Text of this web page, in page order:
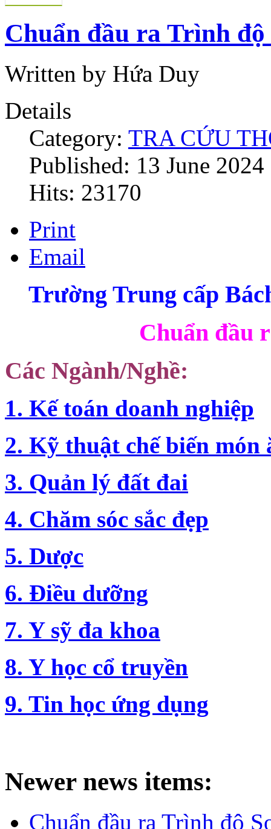
Chuẩn đầu ra Trình
Written by Hứa Duy
Details
Category: TRA CỨU
Published: 13 June 2024
Hits: 23170
Print
Email
Trường Trung cấp
Chuẩn đầu
Các Ngành/Nghề:
1. Kế toán doanh nghiệp
2. Kỹ thuật chế biến món
3. Quản lý đất đai
4. Chăm sóc sắc đẹp
5. Dược
6. Điều dưỡng
7. Y sỹ đa khoa
8. Y học cổ truyền
9. Tin học ứng dụng
Newer news items:
Chuẩn đầu ra Trình độ